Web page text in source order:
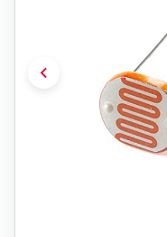
chevron_left